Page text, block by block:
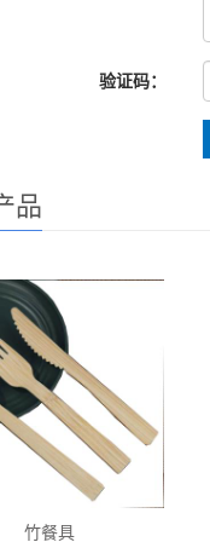
验证码：
品
竹餐具